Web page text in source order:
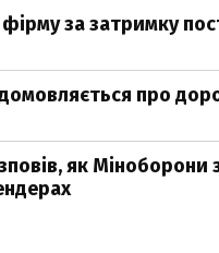
за затримку
про
як Міноборони